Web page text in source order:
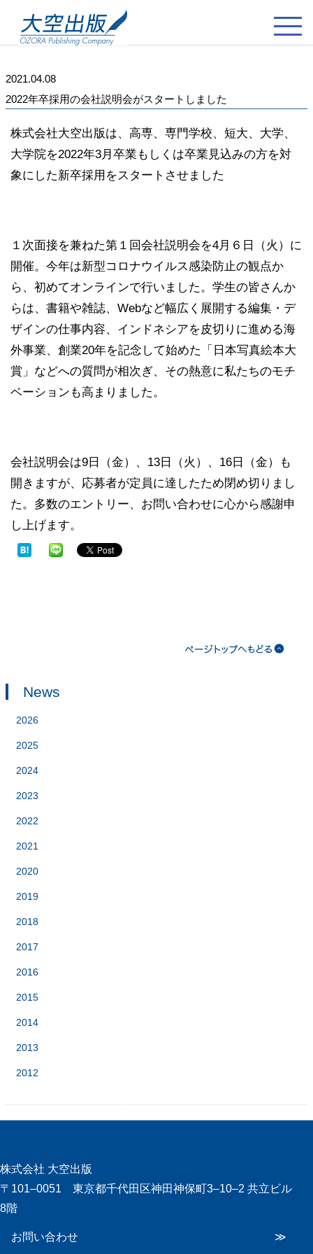
2021.04.08
2022年卒採用の会社説明会がスタートしました
株式会社大空出版は、高専、専門学校、短大、大学、
大学院を2022年3月卒業もしくは卒業見込みの方を対
象にした新卒採用をスタートさせました
１次面接を兼ねた第１回会社説明会を4月６日（火）に
開催。今年は新型コロナウイルス感染防止の観点か
ら、初めてオンラインで行いました。学生の皆さんか
らは、書籍や雑誌、Webなど幅広く展開する編集・デ
ザインの仕事内容、インドネシアを皮切りに進める海
外事業、創業20年を記念して始めた「日本写真絵本大
賞」などへの質問が相次ぎ、その熱意に私たちのモチ
ベーションも高まりました。
会社説明会は9日（金）、13日（火）、16日（金）も
開きますが、応募者が定員に達したため閉め切りまし
た。多数のエントリー、お問い合わせに心から感謝申
し上げます。
News
2026
2025
2024
2023
2022
2021
2020
2019
2018
2017
2016
2015
2014
2013
2012
株式会社 大空出版
〒101‒0051 東京都千代田区神田神保町3‒10‒2 共立ビル
8階
お問い合わせ